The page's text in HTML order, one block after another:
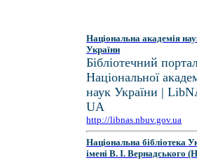
Національна академія
України
Бібліотечний
Національної
наук України |
UA
http://libnas.nbuv.gov.ua
Національна бібліотека
імені В. І. Вернадського